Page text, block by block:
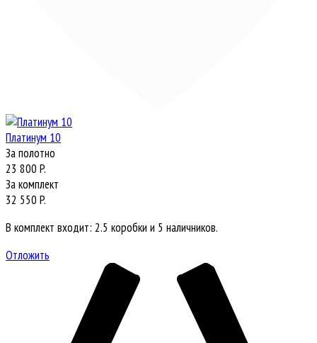
Платинум 10
За полотно
23 800 P.
За комплект
32 550 P.
В комплект входит: 2.5 коробки и 5 наличников.
Отложить